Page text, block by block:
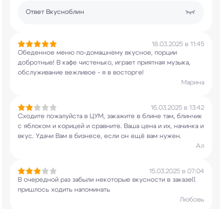
Ответ Вкусноблин
18.03.2025 в 11:45
Обеденное меню по-домашнему вкусное, порции
добротные! В кафе чистенько, играет приятная музыка,
обслуживание вежливое - я в восторге!
Марина
16.03.2025 в 13:42
Сходите пожалуйста в ЦУМ, закажите в блине там, блинчик
с яблоком и корицей и сравните. Ваша цена и их, начинка и
вкус. Удачи Вам в бизнесе, если он ещё вам нужен.
Ал
15.03.2025 в 07:04
В очередной раз забыли некоторые вкусности в заказе((
пришлось ходить напоминать
Любовь